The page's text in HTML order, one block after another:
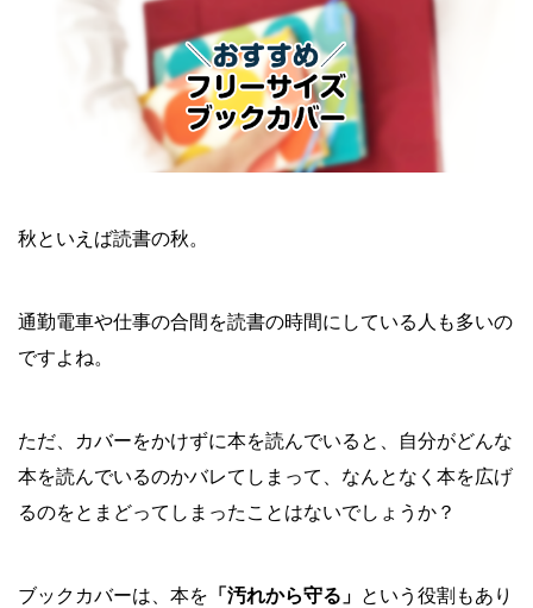
秋といえば読書の秋。
通勤電車や仕事の合間を読書の時間にしている人も多いの
ですよね。
ただ、カバーをかけずに本を読んでいると、自分がどんな
本を読んでいるのかバレてしまって、なんとなく本を広げ
るのをとまどってしまったことはないでしょうか？
ブックカバーは、本を 「汚れから守る」 という役割もあり